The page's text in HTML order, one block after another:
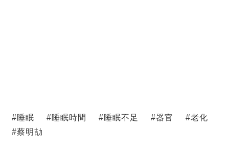
#睡眠 #睡眠時間 #睡眠不足 #器官 #老化
#蔡明劼